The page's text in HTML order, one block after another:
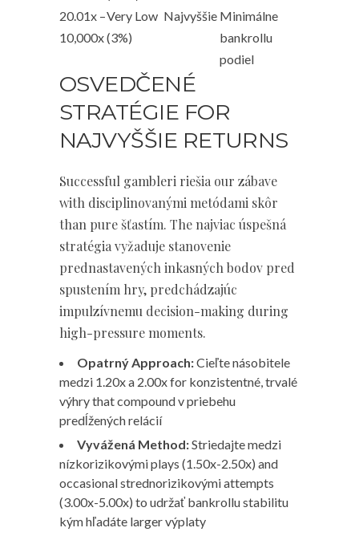
20.01x –
10,000x
Very Low
(3%)
Najvyššie Minimálne
bankrollu
podiel
OSVEDČENÉ
STRATÉGIE FOR
NAJVYŠŠIE RETURNS
Successful gambleri riešia our zábave
with disciplinovanými metódami skôr
than pure šťastím. The najviac úspešná
stratégia vyžaduje stanovenie
prednastavených inkasných bodov pred
spustením hry, predchádzajúc
impulzívnemu decision-making during
high-pressure moments.
Opatrný Approach:Cieľte násobitele
medzi 1.20x a 2.00x for konzistentné, trvalé
výhry that compound v priebehu
predĺžených relácií
Vyvážená Method:Striedajte medzi
nízkorizikovými plays (1.50x-2.50x) and
occasional strednorizikovými attempts
(3.00x-5.00x) to udržať bankrollu stabilitu
kým hľadáte larger výplaty